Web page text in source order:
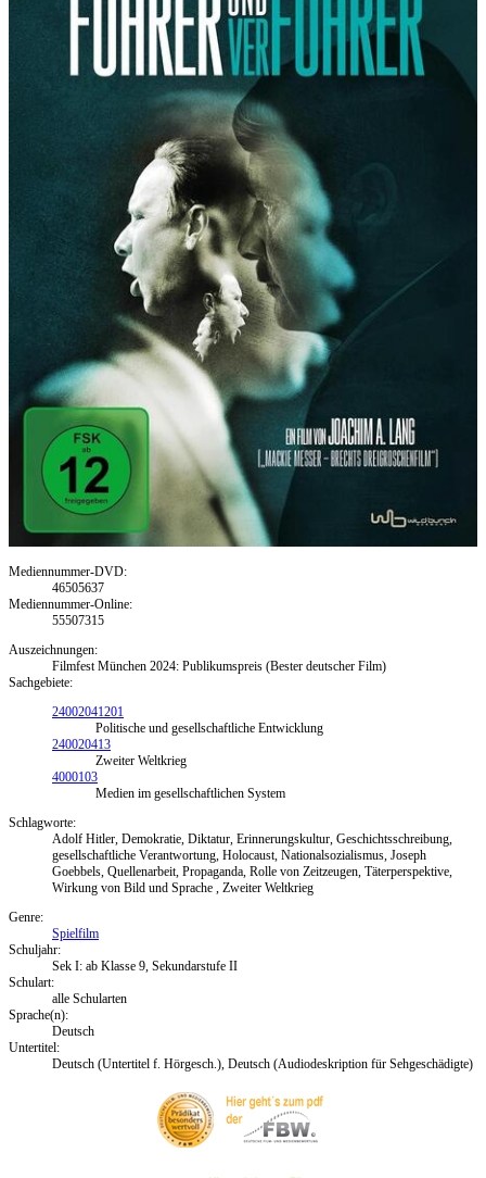
Mediennummer-DVD:
46505637
Mediennummer-Online:
55507315
Auszeichnungen:
Filmfest München 2024: Publikumspreis (Bester deutscher Film)
Sachgebiete:
24002041201
Politische und gesellschaftliche Entwicklung
240020413
Zweiter Weltkrieg
4000103
Medien im gesellschaftlichen System
Schlagworte:
Adolf Hitler, Demokratie, Diktatur, Erinnerungskultur, Geschichtsschreibung,
gesellschaftliche Verantwortung, Holocaust, Nationalsozialismus, Joseph
Goebbels, Quellenarbeit, Propaganda, Rolle von Zeitzeugen, Täterperspektive,
Wirkung von Bild und Sprache , Zweiter Weltkrieg
Genre:
Spielfilm
Schuljahr:
Sek I: ab Klasse 9, Sekundarstufe II
Schulart:
alle Schularten
Sprache(n):
Deutsch
Untertitel:
Deutsch (Untertitel f. Hörgesch.), Deutsch (Audiodeskription für Sehgeschädigte)